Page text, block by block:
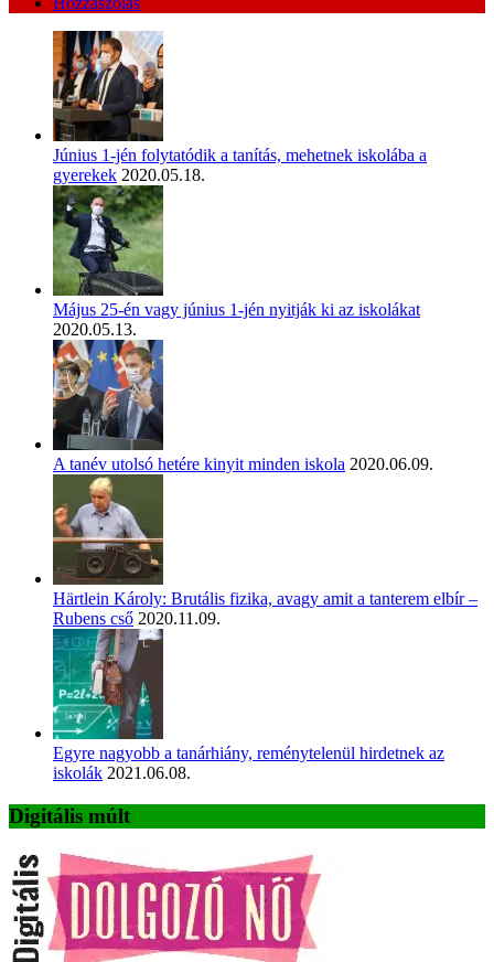
Június 1-jén folytatódik a tanítás, mehetnek iskolába a
gyerekek 2020.05.18.
Május 25-én vagy június 1-jén nyitják ki az iskolákat
2020.05.13.
A tanév utolsó hetére kinyit minden iskola 2020.06.09.
Härtlein Károly: Brutális fizika, avagy amit a tanterem elbír –
Rubens cső 2020.11.09.
Egyre nagyobb a tanárhiány, reménytelenül hirdetnek az
iskolák 2021.06.08.
Digitális múlt